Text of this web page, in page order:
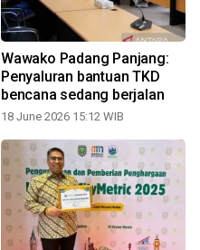
Wawako Padang Panjang:
Penyaluran bantuan TKD
bencana sedang berjalan
18 June 2026 15:12 WIB